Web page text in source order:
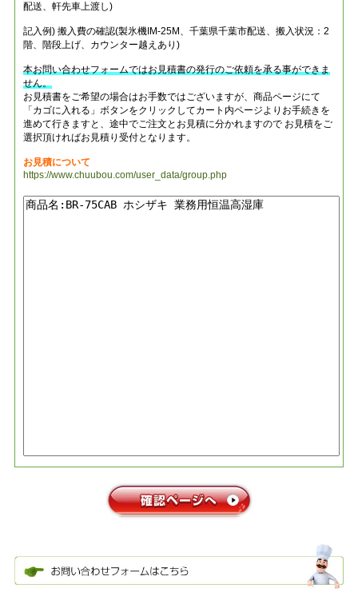
配送、軒先車上渡し)
記入例) 搬入費の確認(製氷機IM-25M、千葉県千葉市配送、搬入状況：2
階、階段上げ、カウンター越えあり)
本お問い合わせフォームではお見積書の発行のご依頼を承る事ができま
せん。
お見積書をご希望の場合はお手数ではございますが、商品ページにて
「カゴに入れる」ボタンをクリックしてカート内ページよりお手続きを
進めて行きますと、途中でご注文とお見積に分かれますので お見積をご
選択頂ければお見積り受付となります。
お見積について
https://www.chuubou.com/user_data/group.php